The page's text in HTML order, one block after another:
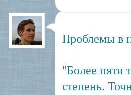
Проблемы в
"Более пяти
степень.